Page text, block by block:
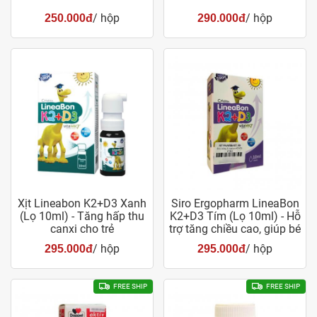
250.000đ/ hộp 290.000đ/ hộp
Xịt Lineabon K2+D3 Xanh
(Lọ 10ml) - Tăng hấp thu
canxi cho trẻ
295.000đ/ hộp
Siro Ergopharm LineaBon
K2+D3 Tím (Lọ 10ml) - Hỗ
trợ tăng chiều cao, giúp bé
khỏe mạnh
295.000đ/ hộp
FREE SHIP FREE SHIP